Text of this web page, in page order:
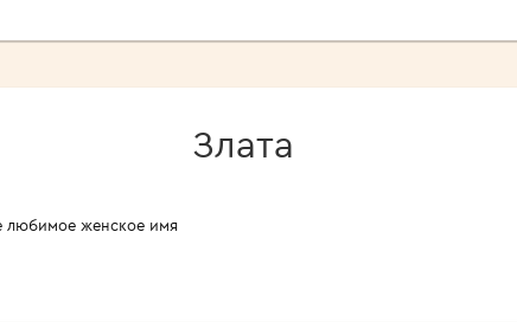
Злата
любимое женское имя